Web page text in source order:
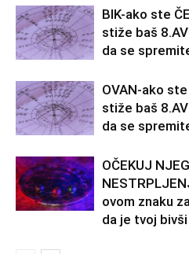
BIK-ako ste
stiže baš
da se
OVAN-ako ste
stiže baš
da se
OČEKUJ
ovom znaku
da je tvoj